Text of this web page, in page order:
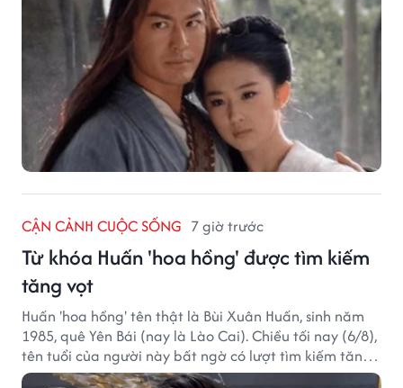
CẬN CẢNH CUỘC SỐNG 7 giờ trước
Từ khóa Huấn 'hoa hồng' được tìm kiếm
tăng vọt
Huấn 'hoa hồng' tên thật là Bùi Xuân Huấn, sinh năm
1985, quê Yên Bái (nay là Lào Cai). Chiều tối nay (6/8),
tên tuổi của người này bất ngờ có lượt tìm kiếm tăng
vọt.